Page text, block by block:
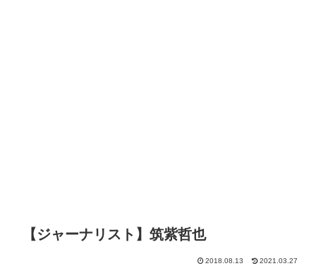
【ジャーナリスト】筑紫哲也
2018.08.13 2021.03.27